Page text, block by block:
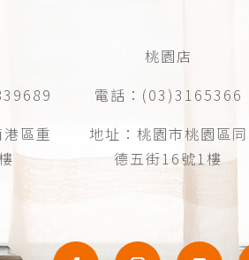
區重
桃園店
電話：(03)3165366
地址：桃園市桃園區同
德五街16號1樓